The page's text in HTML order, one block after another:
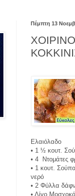
Πέμπτη 13
Ελαιόλαδο
• 1 ½ κουτ.
• 4 Ντομάτες
• 1 κουτ.
νερό
• 2 Φύλλα
• Λίγο